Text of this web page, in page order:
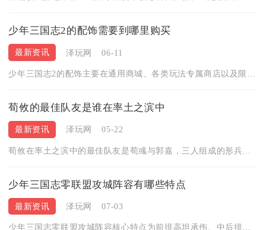
少年三国志2的配饰需要到哪里购买
最新资讯 泽玩网 06-11
荀攸的最佳队友是谁在率土之滨中
最新资讯 泽玩网 05-22
少年三国志零联盟攻城阵容有哪些特点
最新资讯 泽玩网 07-03
少年三国志零联盟攻城阵容核心特点为前排高坦承伤、中后排破甲爆...